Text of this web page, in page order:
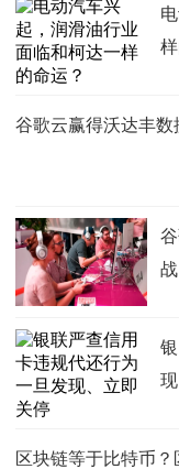
谷歌云赢得沃达丰
战
区块链等于比特币？